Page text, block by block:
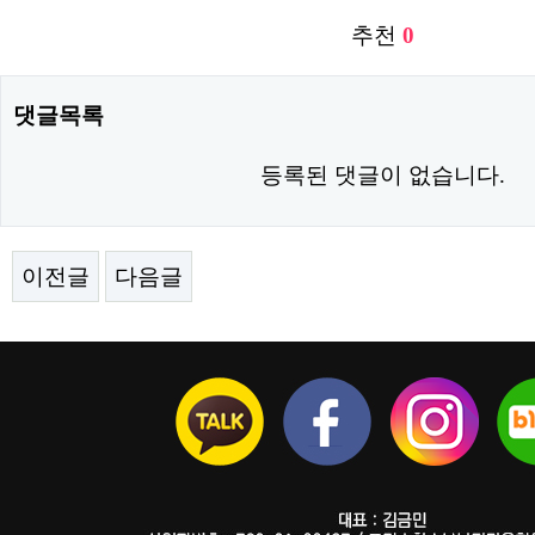
추천 0
댓글목록
등록된 댓글이 없습니다.
이전글 다음글